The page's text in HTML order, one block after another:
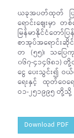
ယခုအပတ်ထုတ် ပြန်
ရောင်းစျေးမှာ
မြန်မာနိုင်ငံတော်
စာအုပ်အရောင်းဆို
တ (၅၅)၊ သပြေကု
၀၆၇-၄၁၄၆၈၁) တို့
ငွေ ပေးသွင်း၍
ရေးနှင့် ထုတ်ဝေရ
ဝ၁-၂၅၁၉၉၅ တို့
Download PDF